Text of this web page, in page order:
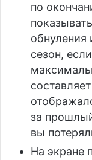
по
обнуления
сезон,
за
вы
На экране